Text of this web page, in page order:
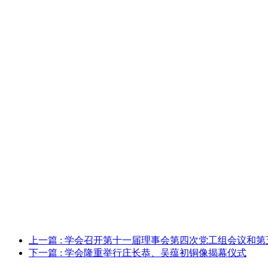
上一篇 : 学会召开第十一届理事会第四次党工组会议和
下一篇 : 学会隆重举行庄长恭、吴蕴初铜像揭幕仪式